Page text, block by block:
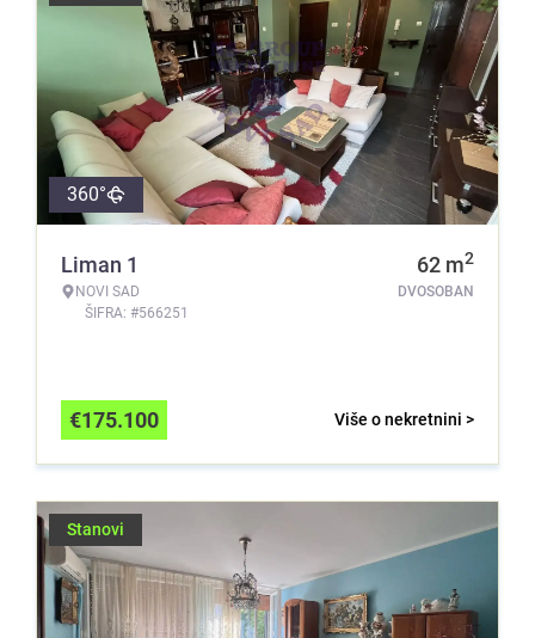
360°
Liman 1
NOVI SAD
ŠIFRA: #566251
62 m2
DVOSOBAN
Više o nekretnini >
€175.100
Stanovi